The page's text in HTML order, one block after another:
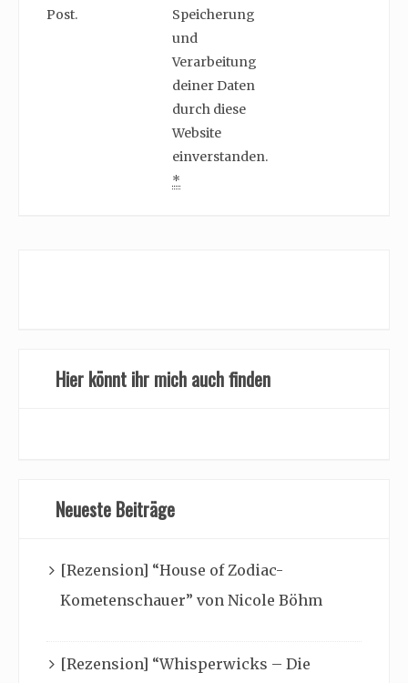
Post.
Speicherung
und
Verarbeitung
deiner Daten
durch diese
Website
einverstanden.
*
Hier könnt ihr mich auch finden
Neueste Beiträge
[Rezension] “House of Zodiac-
Kometenschauer” von Nicole Böhm
[Rezension] “Whisperwicks – Die